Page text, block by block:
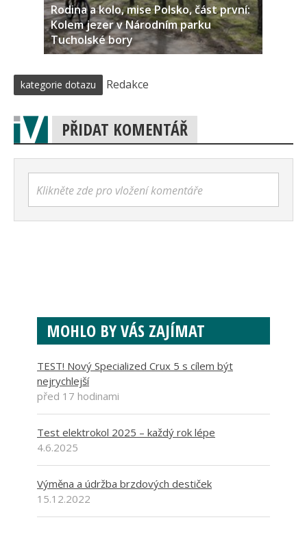
Rodina a kolo, mise Polsko, část první:
Kolem jezer v Národním parku
Tucholské bory
kategorie dotazu Redakce
PŘIDAT KOMENTÁŘ
Klikněte zde pro vložení komentáře
MOHLO BY VÁS ZAJÍMAT
TEST! Nový Specialized Crux 5 s cílem být
nejrychlejší
před 17 hodinami
Test elektrokol 2025 – každý rok lépe
4.6.2025
Výměna a údržba brzdových destiček
15.12.2022